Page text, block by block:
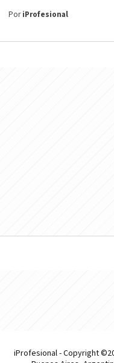
PoriProfesional
iProfesional - Copyright